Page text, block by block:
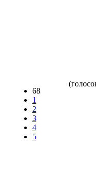
68
1
2
3
4
5